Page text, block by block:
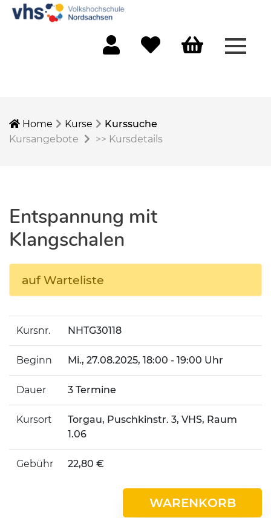
Home Kurse
Kurssuche
Kursangebote
>> Kursdetails
Entspannung mit
Klangschalen
auf Warteliste
Kursnr. NHTG30118
Beginn Mi., 27.08.2025, 18:00 - 19:00 Uhr
Dauer 3 Termine
Kursort
Torgau, Puschkinstr. 3, VHS, Raum
1.06
Gebühr 22,80 €
WARENKORB